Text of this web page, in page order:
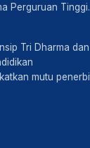
Perguruan Tinggi.
Tri Dharma
mutu